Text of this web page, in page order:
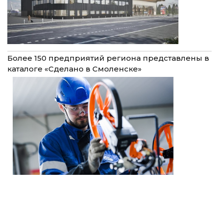
Более 150 предприятий региона представлены в
каталоге «Сделано в Смоленске»